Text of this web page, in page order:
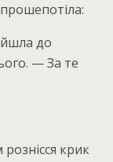
до
— За те
крик